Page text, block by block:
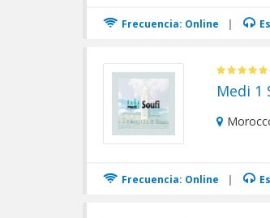
Frecuencia: Online |
Frecuencia: Online |